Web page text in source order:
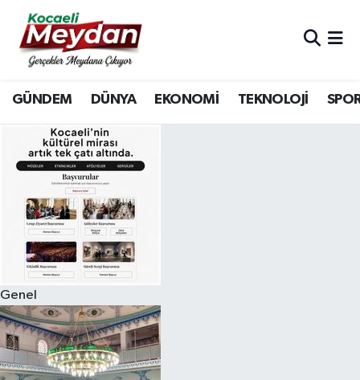
GÜNDEM DÜNYA EKONOMİ TEKNOLOJİ
Genel
Nöbetçi Eczaneler
Hava Durumu
Trafik Durumu
Süper Lig Puan Durumu ve Fikstür
Tüm Manşetler
Son Dakika Haberleri
Haber Arşivi